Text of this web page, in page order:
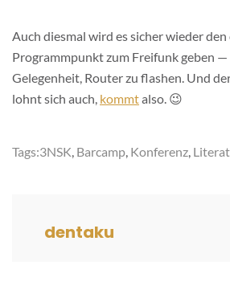
Auch diesmal wird es sicher wieder
Programmpunkt zum Freifunk geben —
Gelegenheit, Router zu flashen. Und
lohnt sich auch, kommtalso. 😉
Tags:3NSK Barcamp Konferenz
dentaku